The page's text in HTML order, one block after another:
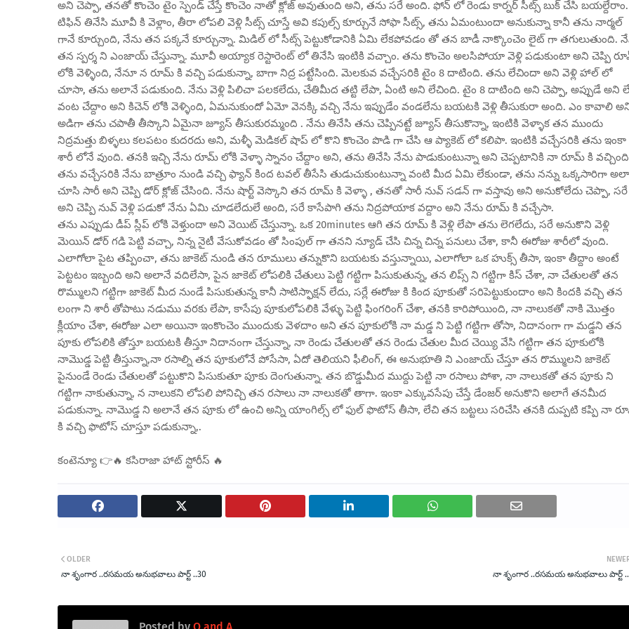
అని చెప్పా, తనతో కొంచెం టైం స్పెండ్ చేస్తే కొంచెం నాతో క్లోజ్ అవుతుంది అని, తను సరే అంది. ఫోన్ లో రెండు కార్నర్ సీట్స్ బుక్ చేసి బయల్దేరాం.
టిఫిన్ తినేసి మూవీ కి వెళ్లాం, తీరా లోపలి వెళ్లి సీట్స్ చూస్తే అవి కపుల్స్ కూర్చునే సోఫా సీట్స్, తను ఏమంటుందా అనుకున్నా కానీ తను నార్మల్
గానే కూర్చుంది, నేను తన పక్కనే కూర్చున్నా. మిడిల్ లో సీట్స్ పెట్టుకోడానికి ఏమి లేకపోవడం తో తన బాడీ నాక్కొంచెం లైట్ గా తగులుతుంది.
తన స్పర్శ ని ఎంజాయ్ చేస్తున్నా. మూవీ అయ్యాక రెస్టారెంట్ లో తినేసి ఇంటికి వచ్చాం. తను కొంచెం అలసిపోయా వెళ్లి పడుకుంటా అని చెప్పి
లోకి వెళ్ళింది, నేనూ న రూమ్ కి వచ్చి పడుకున్నా, బాగా నిద్ర పట్టేసింది. మెలకువ వచ్చేసరికి టైం 8 దాటింది. తను లేచిందా అని వెళ్లి హాల్ లో
చూసా, తను అలానే పడుకుంది. నేను వెళ్లి పిలిచా పలకలేదు, చేతిమీద తట్టి లేపా, ఏంటి అని లేచింది. టైం 8 దాటింది అని చెప్పా, అప్పుడే అని
వంట చేద్దాం అని కిచెన్ లోకి వెళ్ళింది, ఏమనుకుందో ఏమో వెనక్కి వచ్చి నేను ఇప్పుడేం వండలేను బయటకి వెళ్లి తీసుకురా అంది. ఎం కావాలి
అడిగా తను చపాతీ తీస్కొని ఏమైనా జ్యూస్ తీసుకురమ్మంది . నేను తినేసి తను చెప్పినట్టే జ్యూస్ తీసుకొన్నా, ఇంటికి వెళ్ళాక తన ముందు
నిద్రమత్తు బిళ్ళలు కలపటం కుదరదు అని, మళ్ళీ మెడికల్ షాప్ లో కొని కొంచెం పొడి గా చేసి ఆ ప్యాకెట్ లో కలిపా. ఇంటికి వచ్చేసరికి తను ఇంకా
శారీ లోనే వుంది. తనకి ఇచ్చి నేను రూమ్ లోకి వెళ్ళా స్నానం చేద్దాం అని, తను తినేసి నేను పాడుకుంటున్నా అని చెప్పటానికి నా రూమ్ కి
తను వచ్చేసరికి నేను బాత్రూం నుండి వచ్చి ఫ్యాన్ కింద టవల్ తీసేసి తుడుచుకుంటున్నా వంటి మీద ఏమి లేకుండా, తను నన్ను ఒక్కసారిగా అలా
చూసి సారీ అని చెప్పి డోర్ క్లోజ్ చేసింది. నేను షార్ట్ వెస్కొని తన రూమ్ కి వెళ్ళా , తనతో సారీ నువ్ సడన్ గా వస్తావు అని అనుకోలేదు చెప్పా, సరే
అని చెప్పి నువ్ వెళ్లి పడుకో నేను ఏమి చూడలేదులే అంది, సరే కాసేపాగి తను నిద్రపోయాక వద్దాం అని నేను రూమ్ కి వచ్చేసా.
తను ఎప్పుడు డీప్ స్లీప్ లోకి వెళ్తుందా అని వెయిట్ చేస్తున్నా. ఒక 20minutes ఆగి తన రూమ్ కి వెళ్లి లేపా తను లెగలేదు, సరే అనుకొని వెళ్లి
మెయిన్ డోర్ గడి పెట్టి వచ్చా, నిన్న నైటీ వేసుకోవడం తో సింపుల్ గా తనని న్యూడ్ చేసి చిన్న చిన్న పనులు చేశా, కానీ ఈరోజు శారీలో వుంది.
ఎలాగోలా పైట తప్పించా, తను జాకెట్ నుండి తన రూములు తన్నుకొని బయటకు వస్తున్నాయి, ఎలాగోలా ఒక హుక్స్ తీసా, ఇంకా తీద్దాం అంటే
పెట్టటం ఇబ్బంది అని అలానే వదిలేసా, పైన జాకెట్ లోపలికి చేతులు పెట్టి గట్టిగా పిసుకుతున్న, తన లిప్స్ ని గట్టిగా కిస్ చేశా, నా చేతులతో తన
రొమ్ములని గట్టిగా జాకెట్ మీద నుండే పిసుకుతున్న కానీ సాటిస్ఫాక్షన్ లేదు, సర్లే ఈరోజు కి కింద పూకుతో సరిపెట్టుకుందాం అని కిందకి వచ్చి తన
లంగా ని శారీ తోపాటు నడుము వరకు లేపా, కాసేపు పూకులోపలికి వేళ్ళు పెట్టి ఫింగరింగ్ చేశా, తనకి కారిపోయింది, నా నాలుకతో నాకి మొత్తం
క్లీయాం చేశా, ఈరోజు ఎలా అయినా ఇంకొంచెం ముందుకు వెళదాం అని తన పూకులోకి నా మడ్డ ని పెట్టి గట్టిగా తోసా, నిదానంగా గా మడ్డని తన
పూకు లోపలికి తోస్తూ బయటకి తీస్తూ నిదానంగా చేస్తున్నా, నా రెండు చేతులతో తన రెండు చేతుల మీద చెయ్యి వేసి గట్టిగా తన పూకులోకి
నామొడ్డ పెట్టి తీస్తున్నా,నా రసాల్ని తన పూకులోనే పోసేసా, ఏదో తెలియని ఫీలింగ్, ఈ అనుభూతి ని ఎంజాయ్ చేస్తూ తన రొమ్ములని జాకెట్
పైనుండే రెండు చేతులతో పట్టుకొని పిసుకుతూ పూకు దెంగుతున్నా. తన బొడ్డుమీద ముద్దు పెట్టి నా రసాలు పోశా, నా నాలుకతో తన పూకు ని
గట్టిగా నాకుతున్నా, న నాలుకని లోపలి పోనిచ్చి తన రసాలు నా నాలుకతో తాగా. ఇంకా ఎక్కువసేపు చేస్తే డేంజర్ అనుకొని అలాగే తనమీద
పడుకున్నా. నామొడ్డ ని అలానే తన పూకు లో ఉంచి అన్ని యాంగిల్స్ లో ఫుల్ ఫొటోస్ తీసా, లేచి తన బట్టలు సరిచేసి తనకి దుప్పటి కప్పి నా
కి వచ్చి ఫొటోస్ చూస్తూ పడుకున్నా,.
కంటెన్యూ 👉🔥 కసిరాజా హాట్ స్టోరీస్ 🔥
నా శృంగార ..రసమయ అనుభవాలు పార్ట్
OLDER
నా శృంగార ..రసమయ అనుభవాలు పార్ట్ ..30